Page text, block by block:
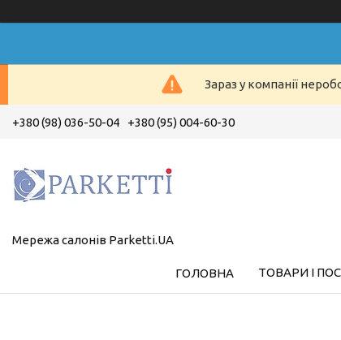
Зараз у компанії
+380 (98) 036-50-04 +380 (95) 004-60-30
Мережа салонів Parketti.UA
ГОЛОВНА ТОВАРИ І